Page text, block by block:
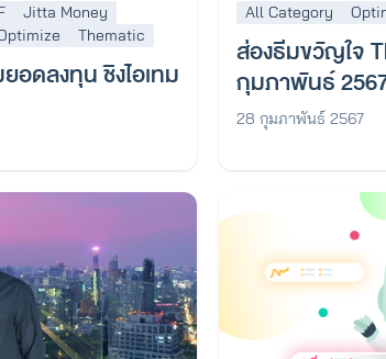
Jitta Money
Thematic
อดลงทุน ชิงไอเทม
All Category
ส่องธีมขวัญใจ
กุมภาพันธ์
28 กุมภาพันธ์ 2567